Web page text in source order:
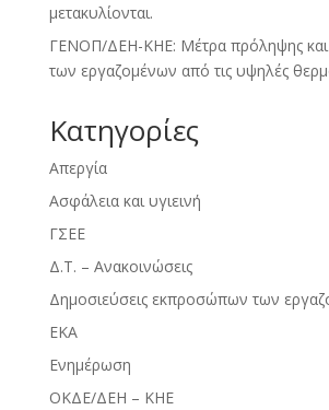
μετακυλίονται.
ΓΕΝΟΠ/ΔΕΗ-ΚΗΕ: Μέτρα πρόληψης και
των εργαζομένων από τις υψηλές
Kατηγορίες
Απεργία
Ασφάλεια και υγιεινή
ΓΣΕΕ
Δ.Τ. – Ανακοινώσεις
Δημοσιεύσεις εκπροσώπων των
ΕΚΑ
Ενημέρωση
ΟΚΔΕ/ΔΕΗ – ΚΗΕ